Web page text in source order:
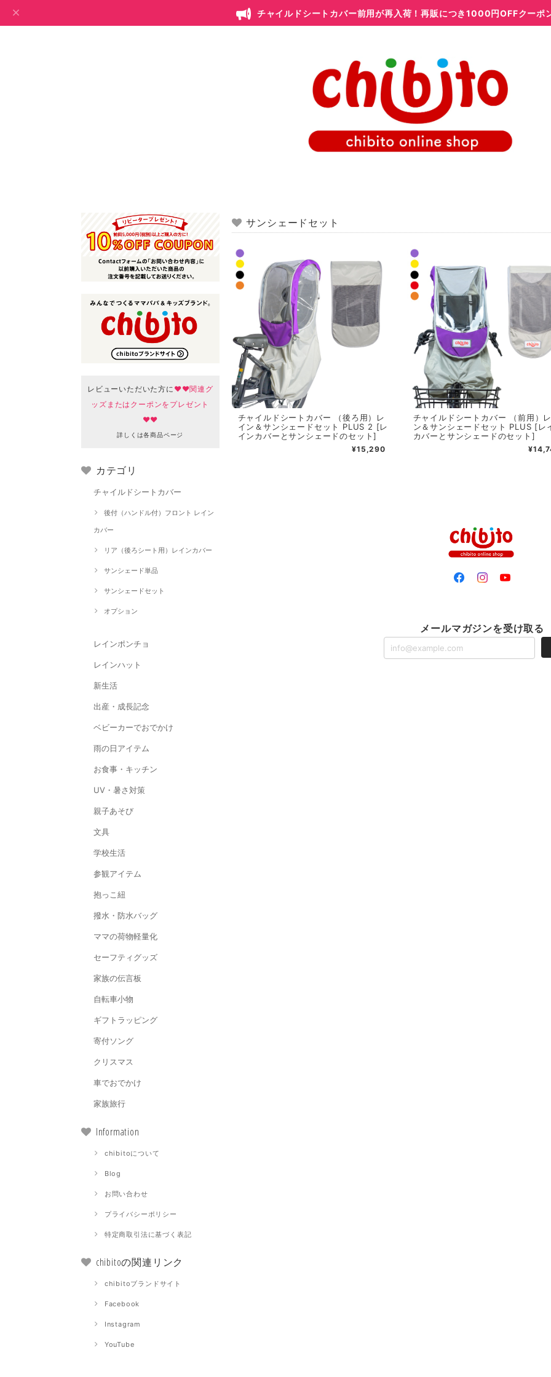
チャイルドシートカバー前用が再入荷！再販につき1000円OFFクー
レビューいただいた方に ♥♥関連グ
ッズまたはクーポンをプレゼント
♥♥
詳しくは各商品ページ
カテゴリ
チャイルドシートカバー
後付（ハンドル付）フロント レイン
カバー
リア（後ろシート用）レインカバー
サンシェード単品
サンシェードセット
オプション
レインポンチョ
レインハット
新生活
出産・成長記念
ベビーカーでおでかけ
雨の日アイテム
お食事・キッチン
UV・暑さ対策
親子あそび
文具
学校生活
参観アイテム
抱っこ紐
撥水・防水バッグ
ママの荷物軽量化
セーフティグッズ
家族の伝言板
自転車小物
ギフトラッピング
寄付ソング
クリスマス
車でおでかけ
家族旅行
Information
chibitoについて
Blog
お問い合わせ
プライバシーポリシー
特定商取引法に基づく表記
chibitoの関連リンク
chibitoブランドサイト
Facebook
Instagram
YouTube
サンシェードセット
チャイルドシートカバー （後ろ用）レ
イン＆サンシェードセット PLUS 2 [レ
インカバーとサンシェードのセット]
¥15,290
チャイルドシートカバー （前用）
ン＆サンシェードセット PLUS [レ
カバーとサンシェードのセット]
メールマガジンを受け取る